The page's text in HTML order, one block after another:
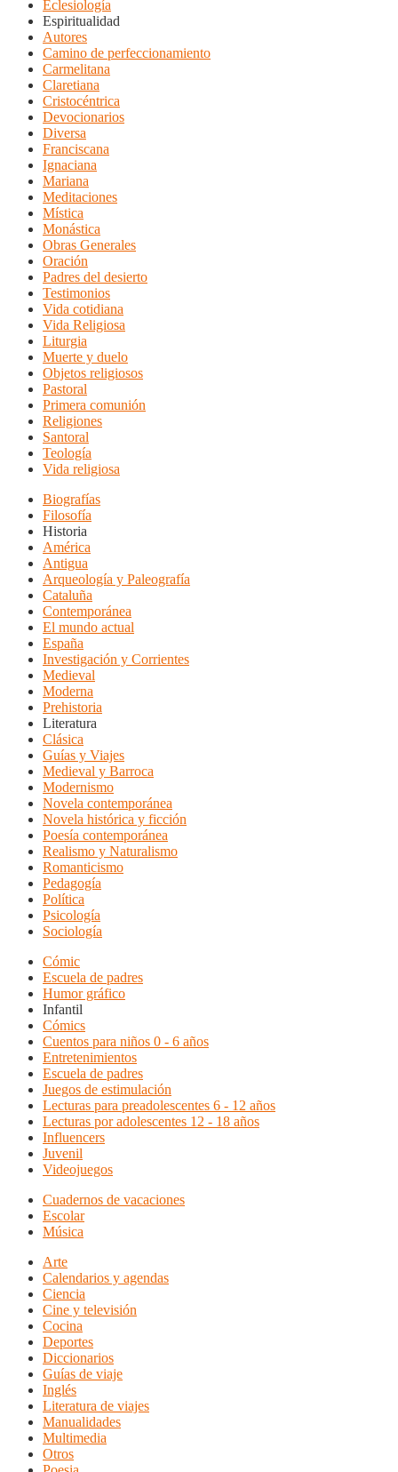
Eclesiología
Espiritualidad
Autores
Camino de perfeccionamiento
Carmelitana
Claretiana
Cristocéntrica
Devocionarios
Diversa
Franciscana
Ignaciana
Mariana
Meditaciones
Mística
Monástica
Obras Generales
Oración
Padres del desierto
Testimonios
Vida cotidiana
Vida Religiosa
Liturgia
Muerte y duelo
Objetos religiosos
Pastoral
Primera comunión
Religiones
Santoral
Teología
Vida religiosa
Biografías
Filosofía
Historia
América
Antigua
Arqueología y Paleografía
Cataluña
Contemporánea
El mundo actual
España
Investigación y Corrientes
Medieval
Moderna
Prehistoria
Literatura
Clásica
Guías y Viajes
Medieval y Barroca
Modernismo
Novela contemporánea
Novela histórica y ficción
Poesía contemporánea
Realismo y Naturalismo
Romanticismo
Pedagogía
Política
Psicología
Sociología
Cómic
Escuela de padres
Humor gráfico
Infantil
Cómics
Cuentos para niños 0 - 6 años
Entretenimientos
Escuela de padres
Juegos de estimulación
Lecturas para preadolescentes 6 - 12 años
Lecturas por adolescentes 12 - 18 años
Influencers
Juvenil
Videojuegos
Cuadernos de vacaciones
Escolar
Música
Arte
Calendarios y agendas
Ciencia
Cine y televisión
Cocina
Deportes
Diccionarios
Guías de viaje
Inglés
Literatura de viajes
Manualidades
Multimedia
Otros